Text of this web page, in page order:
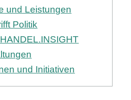
und Leistungen
Politik
und Initiativen